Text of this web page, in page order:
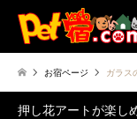
お宿ページ ガラス
押し花アートが楽し